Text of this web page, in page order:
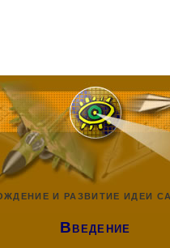
И РАЗВИТИЕ ИДЕИ
Введение